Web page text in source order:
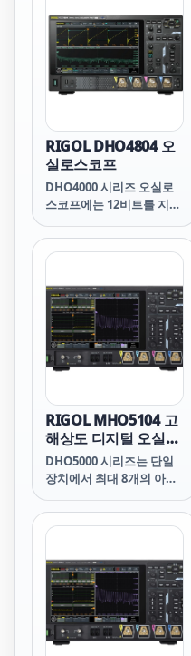
보다 16배 더 정확하고 명
확하게 파형을 캡처할 수
있습니다.
RIGOL DHO4804 오
실로스코프
DHO4000 시리즈 오실로
스코프에는 12비트를 지원
"Centarus: 칩셋이 장착
되어 있습니다. 이를 통해 8
보다 16배 더 정확하고 명
확하게 파형을 캡처할 수
있습니다.
RIGOL MHO5104 고
해상도 디지털 오실로
스코프
DHO5000 시리즈는 단일
장치에서 최대 8개의 아날
여, 전력 순서 테스트, 3상
전력 분석, 모터 테스트, 3
양한 다채널 테스트 응용
프로그램을 처리할 수 있습
니다.